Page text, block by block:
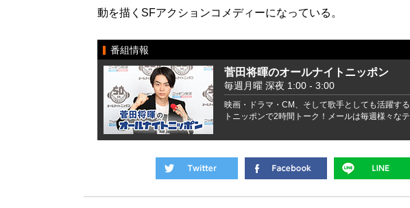
動を描くSFアクションコメディーになっている。
番組情報
菅田将暉のオールナイトニッポン
毎週月曜 深夜 1:00 - 3:00
映画・ドラマ・CM、そして歌手としても活躍す
トニッポンで2時間トーク！メールは毎週様々な